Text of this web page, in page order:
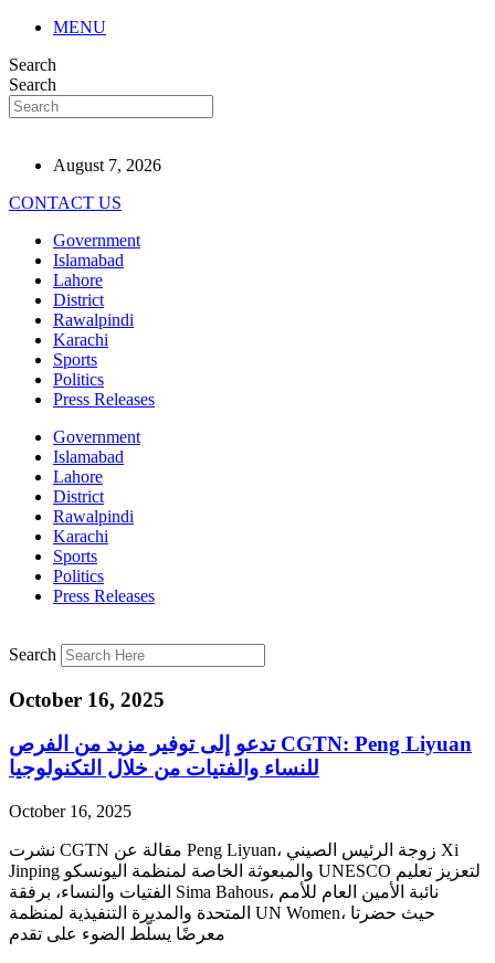
MENU
Search
Search
August 7, 2026
CONTACT US
Government
Islamabad
Lahore
District
Rawalpindi
Karachi
Sports
Politics
Press Releases
Government
Islamabad
Lahore
District
Rawalpindi
Karachi
Sports
Politics
Press Releases
Search
October 16, 2025
‫CGTN: Peng Liyuan تدعو إلى توفير مزيد من الفرص
للنساء والفتيات من خلال التكنولوجيا
October 16, 2025
نشرت CGTN مقالة عن Peng Liyuan، زوجة الرئيس الصيني Xi
Jinping والمبعوثة الخاصة لمنظمة اليونسكو UNESCO لتعزيز تعليم
الفتيات والنساء، برفقة Sima Bahous، نائبة الأمين العام للأمم
المتحدة والمديرة التنفيذية لمنظمة UN Women، حيث حضرتا
معرضًا يسلّط الضوء على تقدم